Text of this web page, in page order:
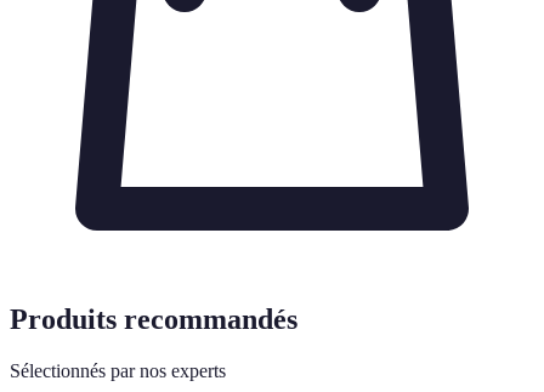
Produits recommandés
Sélectionnés par nos experts